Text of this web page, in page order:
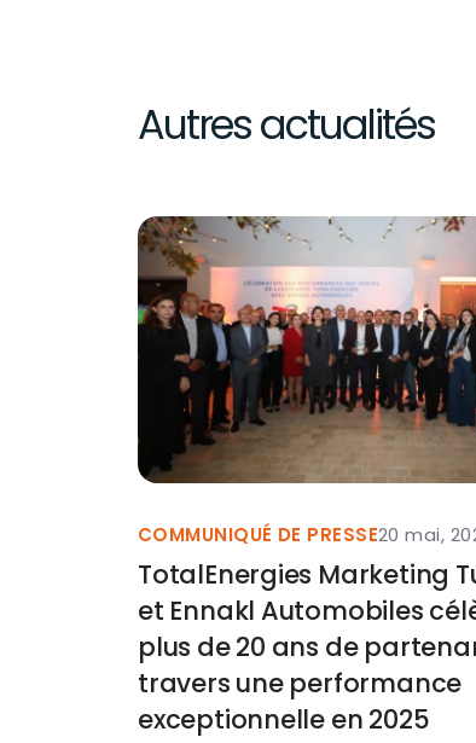
Autres actualités
COMMUNIQUÉ DE PRESSE20 mai,
TotalEnergies Marketing
et Ennakl Automobiles
plus de 20 ans de
travers une performance
exceptionnelle en 2025